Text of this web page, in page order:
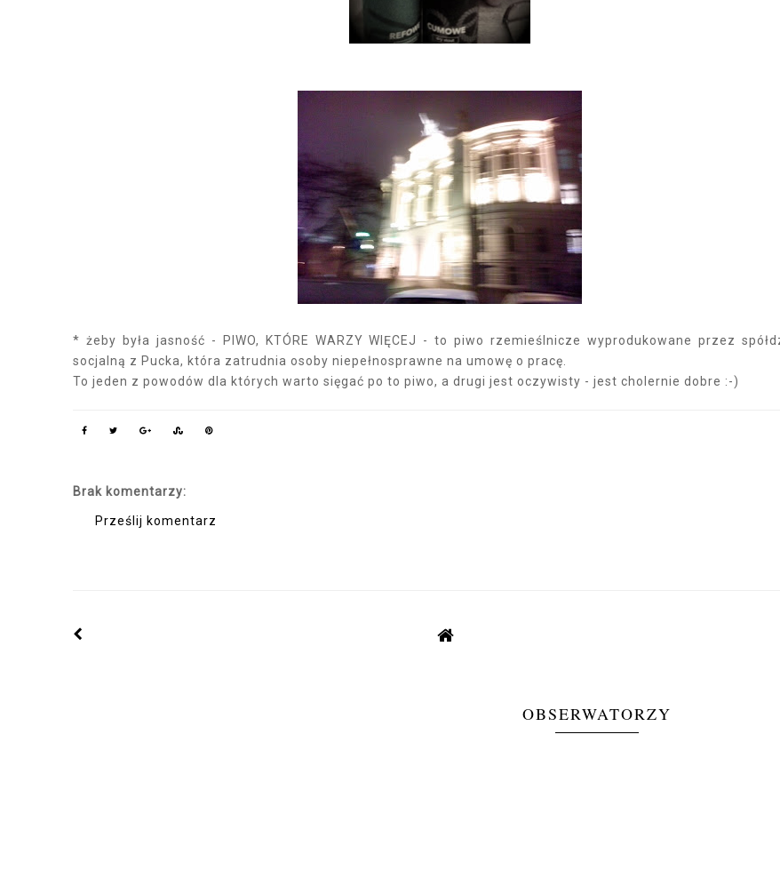
* żeby była jasność - PIWO, KTÓRE WARZY WIĘCEJ - to piwo rzemieślnicze wyprodukowane przez
socjalną z Pucka, która zatrudnia osoby niepełnosprawne na umowę o pracę.
To jeden z powodów dla których warto sięgać po to piwo, a drugi jest oczywisty - jest cholernie dobre :-)
Brak komentarzy:
Prześlij komentarz
OBSERWATORZY